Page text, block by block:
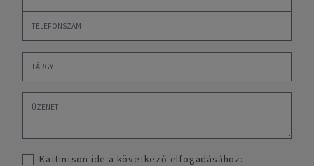
Kattintson ide a következő elfogadásához: